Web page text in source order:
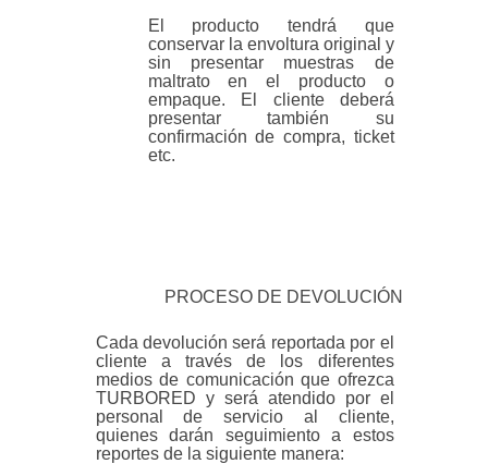
El producto tendrá que
conservar la envoltura original y
sin presentar muestras de
maltrato en el producto o
empaque. El cliente
deberá
presentar
también
su
confirmación de compra, ticket
etc.
PROCESO DE DEVOLUCIÓN
Cada devolución será reportada por el
cliente a través de los diferentes
medios de comunicación que ofrezca
TURBORED y será atendido por el
personal de servicio al cliente,
quienes darán seguimiento a estos
reportes de la siguiente manera: